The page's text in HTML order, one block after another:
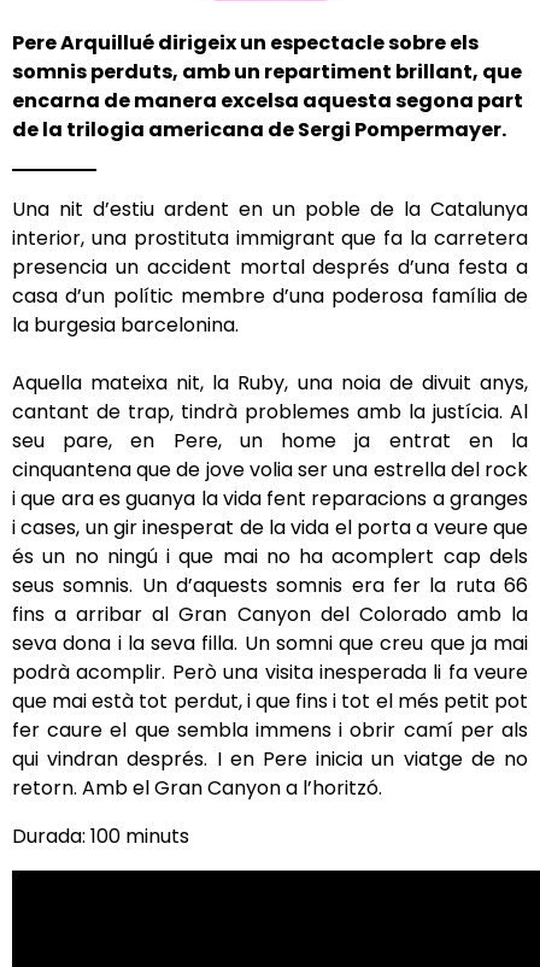
Pere Arquillué dirigeix un espectacle sobre els
somnis perduts, amb un repartiment brillant, que
encarna de manera excelsa aquesta segona part
de la trilogia americana de Sergi Pompermayer.
Una nit d’estiu ardent en un poble de la Catalunya
interior, una prostituta immigrant que fa la carretera
presencia un accident mortal després d’una festa a
casa d’un polític membre d’una poderosa família de
la burgesia barcelonina.
Aquella mateixa nit, la Ruby, una noia de divuit anys,
cantant de trap, tindrà problemes amb la justícia. Al
seu pare, en Pere, un home ja entrat en la
cinquantena que de jove volia ser una estrella del rock
i que ara es guanya la vida fent reparacions a granges
i cases, un gir inesperat de la vida el porta a veure que
és un no ningú i que mai no ha acomplert cap dels
seus somnis. Un d’aquests somnis era fer la ruta 66
fins a arribar al Gran Canyon del Colorado amb la
seva dona i la seva filla. Un somni que creu que ja mai
podrà acomplir. Però una visita inesperada li fa veure
que mai està tot perdut, i que fins i tot el més petit pot
fer caure el que sembla immens i obrir camí per als
qui vindran després. I en Pere inicia un viatge de no
retorn. Amb el Gran Canyon a l’horitzó.
Durada: 100 minuts